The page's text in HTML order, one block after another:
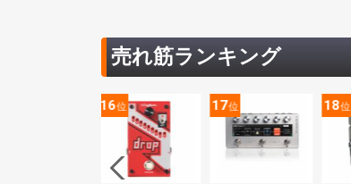
売れ筋ランキング
16位 17位 18位